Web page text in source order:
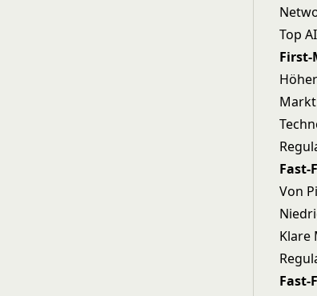
Top
First-
Fast-
Von
Klare
Fast-